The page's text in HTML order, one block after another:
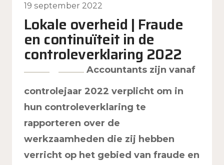
19 september 2022
Lokale overheid | Fraude
en continuïteit in de
controleverklaring 2022
Accountants zijn vanaf
controlejaar 2022 verplicht om in
hun controleverklaring te
rapporteren over de
werkzaamheden die zij hebben
verricht op het gebied van fraude en